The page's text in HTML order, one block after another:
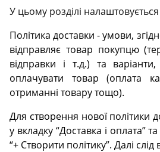
У цьому розділі
Політика доставки - умови,
відправляє товар покупцю
відправки і т.д.) та
оплачувати товар (оплата
отриманні товару тощо).
Для створення нової політики
у вкладку “Доставка і оплата”
“+ Створити політику”. Далі слід